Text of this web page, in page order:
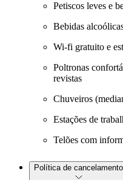
Petiscos leves e
Bebidas
Wi-fi gratuito e
Poltronas
revistas
Chuveiros
Estações de
Telões com
Política de cancelamento